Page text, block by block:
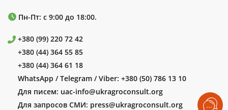
Пн-Пт: с 9:00 до 18:00.
+380 (99) 220 72 42
+380 (44) 364 55 85
+380 (44) 364 61 18
WhatsApp / Telegram / Viber: +380 (50) 786 13 10
Для писем: uac-info@ukragroconsult.org
Для запросов СМИ: press@ukragroconsult.org